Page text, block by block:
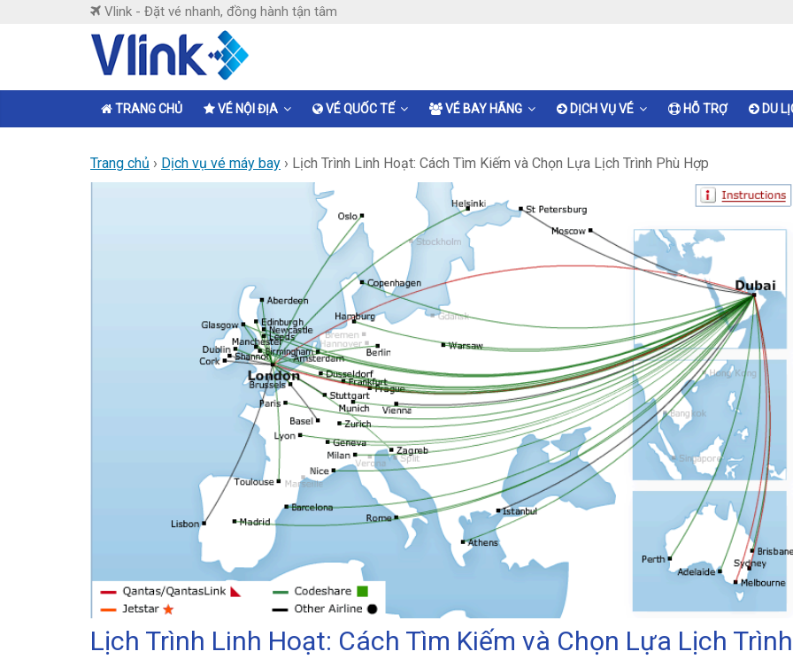
Vlink - Đặt vé nhanh, đồng hành tận tâm
Vlink
Đặt
vé
đồng
TRANG CHỦ VÉ NỘI ĐỊA VÉ QUỐC TẾ VÉ BAY HÃNG DỊCH VỤ VÉ HỖ TRỢ DU
Trang chủ › Dịch vụ vé máy bay › Lịch Trình Linh Hoạt: Cách Tìm Kiếm và Chọn Lựa Lịch Trình Phù Hợp
Lịch Trình Linh Hoạt: Cách Tìm Kiếm và Chọn Lựa Lịch Trình